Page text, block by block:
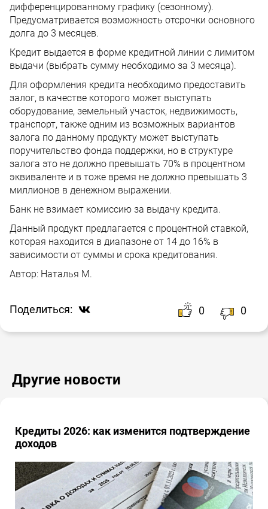
дифференцированному графику (сезонному).
Предусматривается возможность отсрочки основного
долга до 3 месяцев.
Кредит выдается в форме кредитной линии с лимитом
выдачи (выбрать сумму необходимо за 3 месяца).
Для оформления кредита необходимо предоставить
залог, в качестве которого может выступать
оборудование, земельный участок, недвижимость,
транспорт, также одним из возможных вариантов
залога по данному продукту может выступать
поручительство фонда поддержки, но в структуре
залога это не должно превышать 70% в процентном
эквиваленте и в тоже время не должно превышать 3
миллионов в денежном выражении.
Банк не взимает комиссию за выдачу кредита.
Данный продукт предлагается с процентной ставкой,
которая находится в диапазоне от 14 до 16% в
зависимости от суммы и срока кредитования.
Автор: Наталья М.
Поделиться: 0 0
Другие новости
Кредиты 2026: как изменится подтверждение
доходов